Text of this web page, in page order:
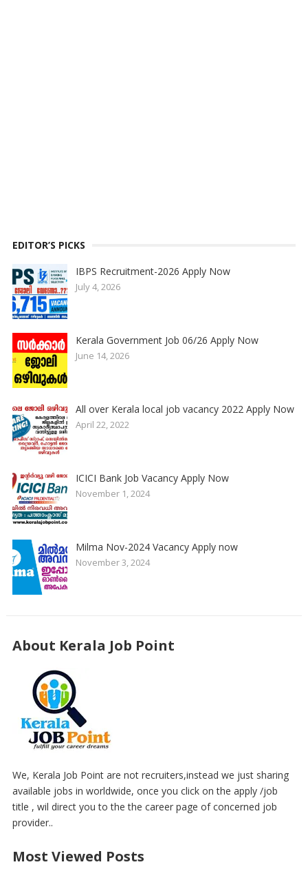
EDITOR’S PICKS
IBPS Recruitment-2026 Apply Now
July 4, 2026
Kerala Government Job 06/26 Apply Now
June 14, 2026
All over Kerala local job vacancy 2022 Apply Now
April 22, 2022
ICICI Bank Job Vacancy Apply Now
November 1, 2024
Milma Nov-2024 Vacancy Apply now
November 3, 2024
About Kerala Job Point
We, Kerala Job Point are not recruiters,instead we just sharing
available jobs in worldwide, once you click on the apply /job
title , wil direct you to the the career page of concerned job
provider..
Most Viewed Posts